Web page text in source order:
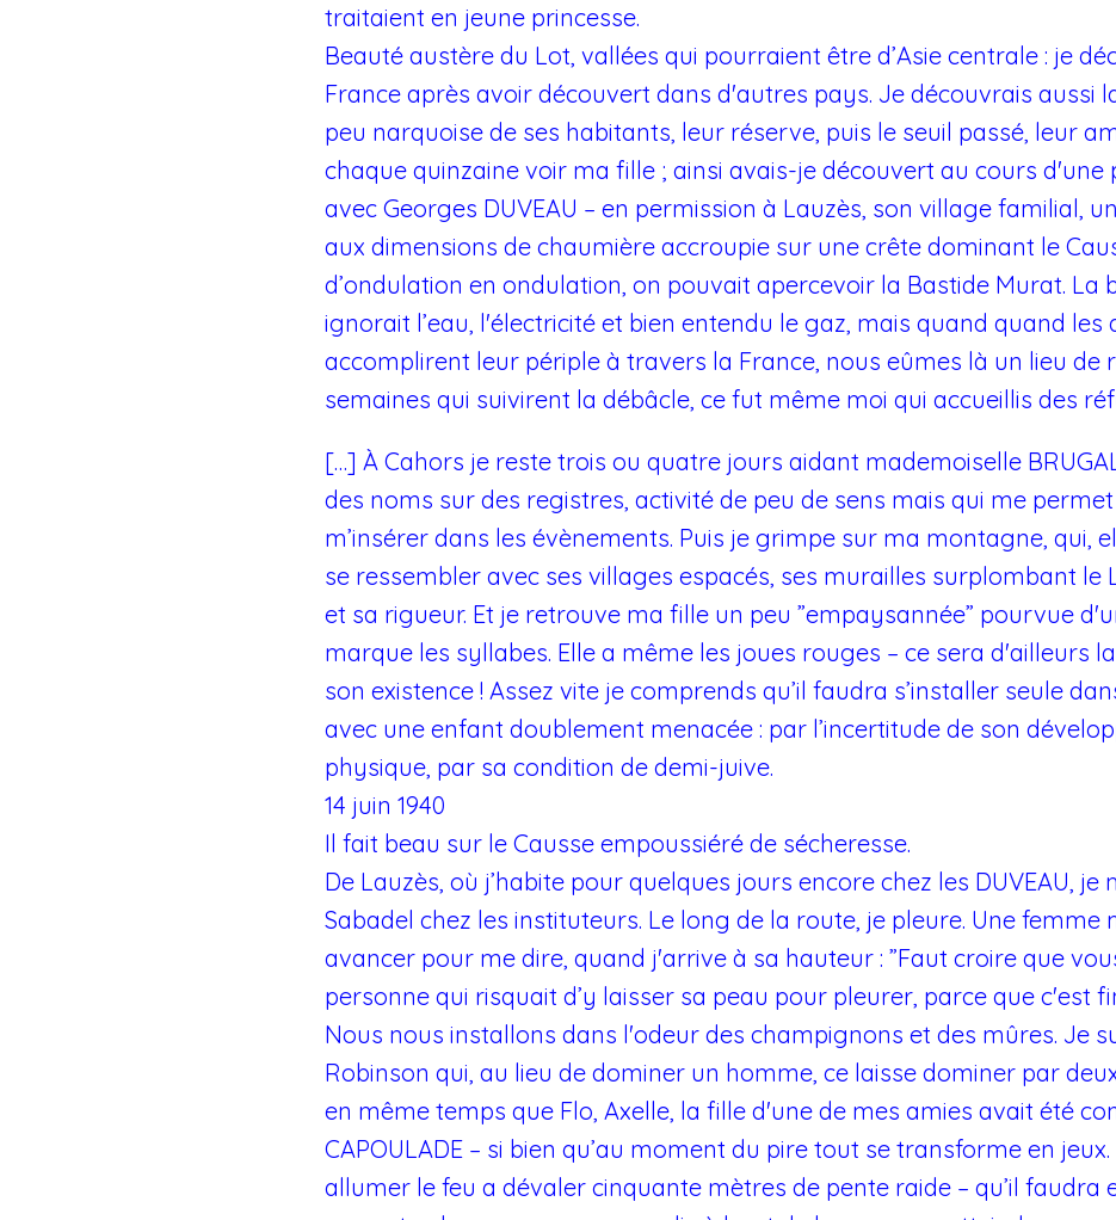
traitaient en jeune princesse.
Beauté austère du Lot, vallées qui pourraient être d’Asie centrale : je
France après avoir découvert dans d'autres pays. Je découvrais aussi
peu narquoise de ses habitants, leur réserve, puis le seuil passé, leur
chaque quinzaine voir ma fille ; ainsi avais-je découvert au cours d'une
avec Georges DUVEAU – en permission à Lauzès, son village familial,
aux dimensions de chaumière accroupie sur une crête dominant le
d’ondulation en ondulation, on pouvait apercevoir la Bastide Murat. La
ignorait l’eau, l'électricité et bien entendu le gaz, mais quand quand les
accomplirent leur périple à travers la France, nous eûmes là un lieu de
semaines qui suivirent la débâcle, ce fut même moi qui accueillis des
[…] À Cahors je reste trois ou quatre jours aidant mademoiselle
des noms sur des registres, activité de peu de sens mais qui me
m’insérer dans les évènements. Puis je grimpe sur ma montagne, qui,
se ressembler avec ses villages espacés, ses murailles surplombant le
et sa rigueur. Et je retrouve ma fille un peu ”empaysannée” pourvue
marque les syllabes. Elle a même les joues rouges – ce sera d'ailleurs
son existence ! Assez vite je comprends qu’il faudra s’installer seule
avec une enfant doublement menacée : par l’incertitude de son
physique, par sa condition de demi-juive.
14 juin 1940
Il fait beau sur le Causse empoussiéré de sécheresse.
De Lauzès, où j’habite pour quelques jours encore chez les DUVEAU, je
Sabadel chez les instituteurs. Le long de la route, je pleure. Une femme
avancer pour me dire, quand j'arrive à sa hauteur : ”Faut croire que
personne qui risquait d’y laisser sa peau pour pleurer, parce que c'est
Nous nous installons dans l'odeur des champignons et des mûres. Je
Robinson qui, au lieu de dominer un homme, ce laisse dominer par
en même temps que Flo, Axelle, la fille d'une de mes amies avait été
CAPOULADE – si bien qu’au moment du pire tout se transforme en
allumer le feu a dévaler cinquante mètres de pente raide – qu’il faudra